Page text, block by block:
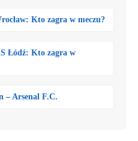
Kto zagra w meczu?
Łódź: Kto zagra w
– Arsenal F.C.